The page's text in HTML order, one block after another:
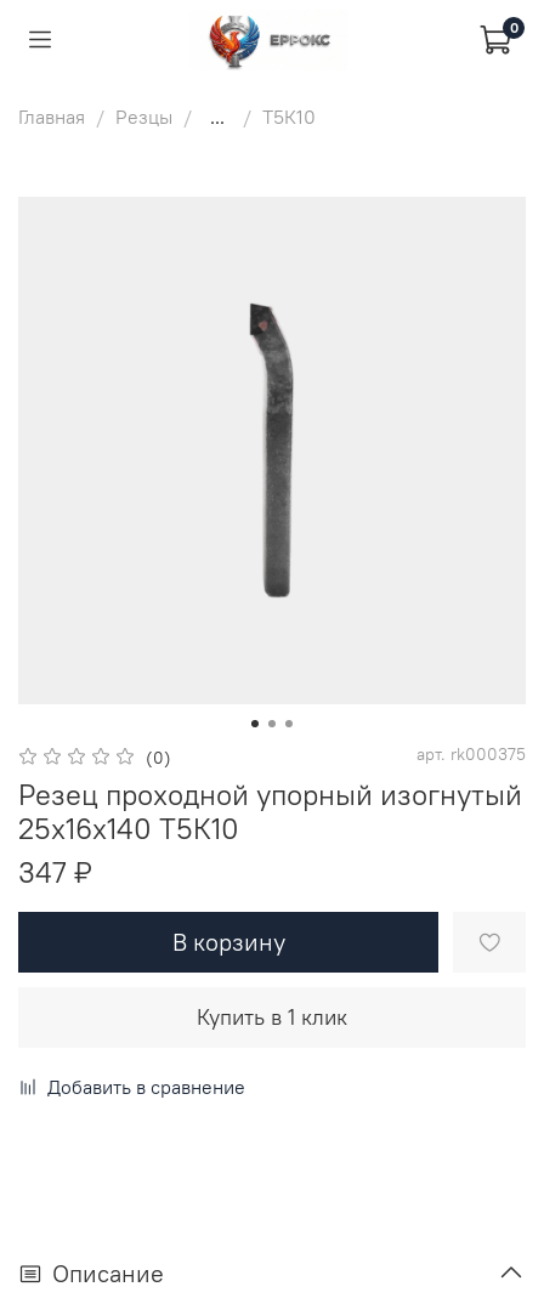
0
Главная Резцы ... Т5К10
(0) арт. rk000375
Резец проходной упорный изогнутый
25х16х140 Т5К10
347 ₽
В корзину
Купить в 1 клик
Добавить в сравнение
Описание